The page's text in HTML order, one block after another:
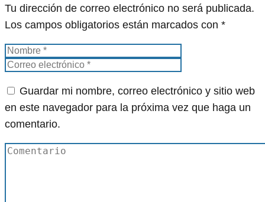
Tu dirección de correo electrónico no será publicada.
Los campos obligatorios están marcados con *
Guardar mi nombre, correo electrónico y sitio web
en este navegador para la próxima vez que haga un
comentario.